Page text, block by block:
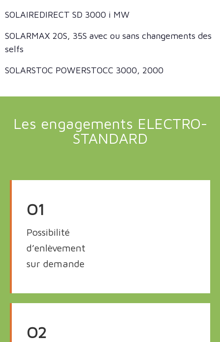
SOLAIREDIRECT SD 3000 i MW
SOLARMAX 20S, 35S avec ou sans changements des
selfs
SOLARSTOC POWERSTOCC 3000, 2000
Les engagements ELECTRO-
STANDARD
O1
Possibilité
d’enlèvement
sur demande
O2